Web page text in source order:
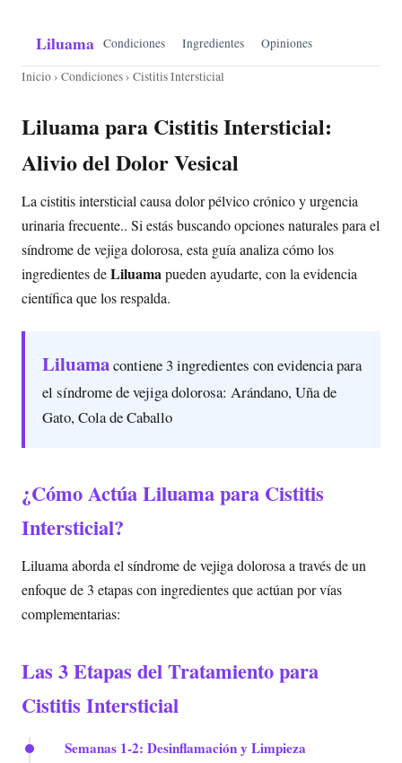
Liluama Condiciones Ingredientes Opiniones
Inicio› Condiciones› Cistitis Intersticial
Liluama para Cistitis Intersticial:
Alivio del Dolor Vesical
La cistitis intersticial causa dolor pélvico crónico y urgencia
urinaria frecuente.. Si estás buscando opciones naturales para el
síndrome de vejiga dolorosa, esta guía analiza cómo los
ingredientes deLiluamapueden ayudarte, con la evidencia
científica que los respalda.
Liluamacontiene 3 ingredientes con evidencia para
el síndrome de vejiga dolorosa: Arándano, Uña de
Gato, Cola de Caballo
¿Cómo Actúa Liluama para Cistitis
Intersticial?
Liluama aborda el síndrome de vejiga dolorosa a través de un
enfoque de 3 etapas con ingredientes que actúan por vías
complementarias:
Las 3 Etapas del Tratamiento para
Cistitis Intersticial
Semanas 1-2: Desinflamación y Limpieza